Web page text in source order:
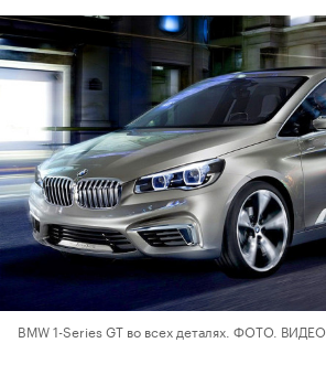
BMW 1-Series GT во всех деталях. ФОТО. ВИДЕО